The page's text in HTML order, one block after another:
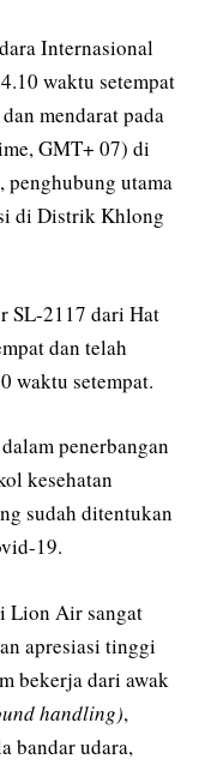
Internasional
waktu setempat
mendarat pada
GMT+ 07) di
penghubung utama
di Distrik Khlong
SL-2117 dari Hat
dan telah
waktu setempat.
penerbangan
kesehatan
sudah ditentukan
19.
Lion Air sangat
apresiasi tinggi
bekerja dari awak
handling),
bandar udara,